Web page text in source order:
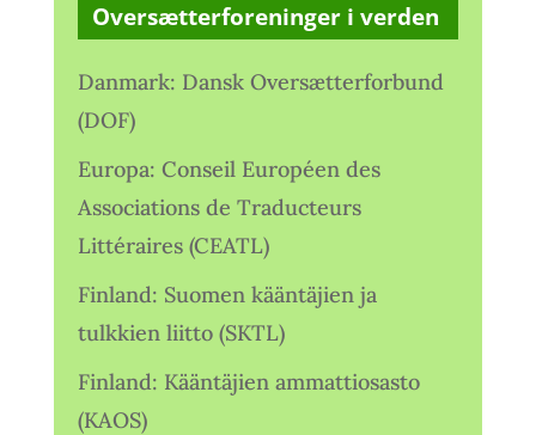
Oversætterforeninger i verden
Danmark: Dansk Oversætterforbund
(DOF)
Europa: Conseil Européen des
Associations de Traducteurs
Littéraires (CEATL)
Finland: Suomen kääntäjien ja
tulkkien liitto (SKTL)
Finland: Kääntäjien ammattiosasto
(KAOS)